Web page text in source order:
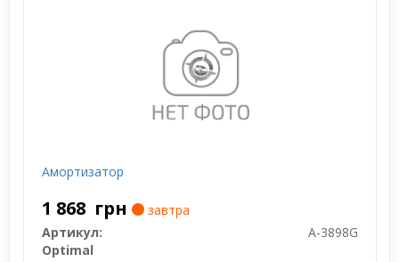
Амортизатор
1 868 грн
завтра
Артикул:
A-3898G
Optimal